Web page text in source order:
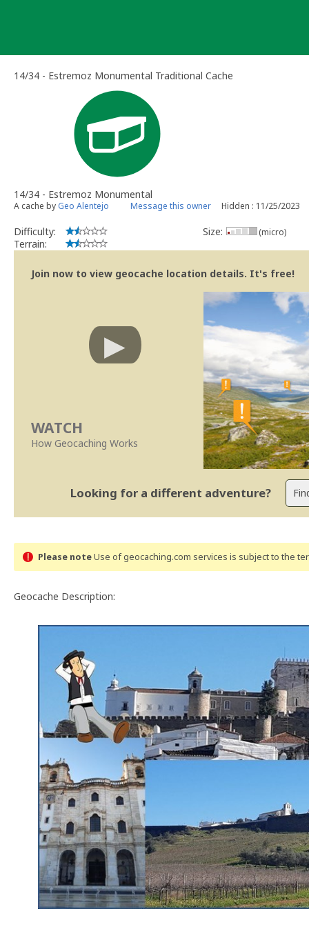
14/34 - Estremoz Monumental Traditional Cache
14/34 - Estremoz Monumental
A cache by Geo Alentejo Message this owner Hidden : 11/25/2023
Difficulty:
Terrain:
Size: (micro)
Join now to view geocache location details. It's free!
WATCH
How Geocaching Works
Looking for a different adventure?
Please noteUse of geocaching.com services is subject to the
Geocache Description: